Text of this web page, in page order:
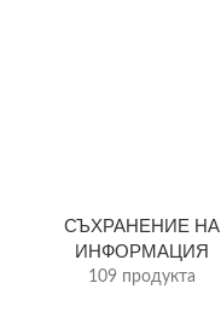
СЪХРАНЕНИЕ НА
ИНФОРМАЦИЯ
109 продукта